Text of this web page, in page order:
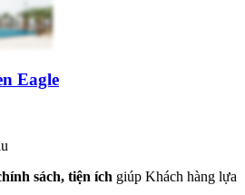
Eagle
sách, tiện ích giúp Khách hàng lựa